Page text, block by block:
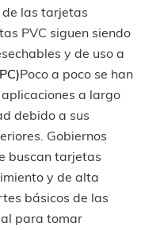
CONTACTO
las tarjetas
PVC siguen siendo
y de uso a
Poco a poco se han
a largo
debido a sus
Gobiernos
buscan tarjetas
y de alta
básicos de las
para tomar